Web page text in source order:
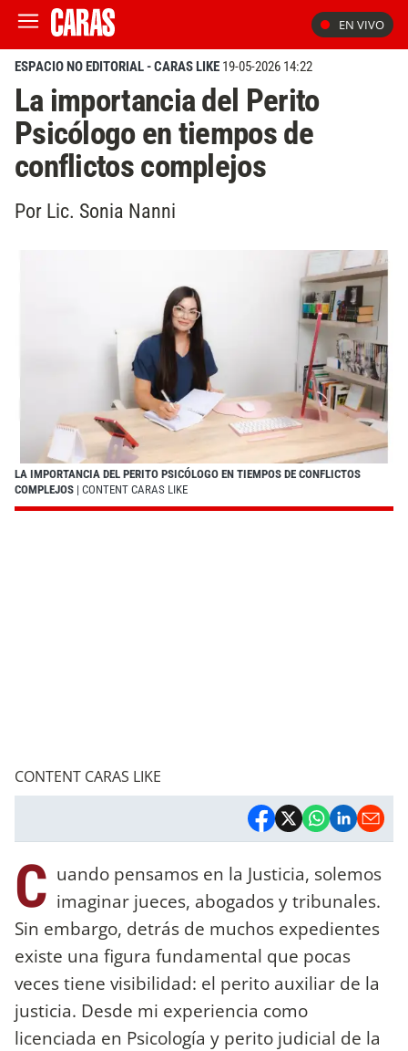
EN VIVO
ESPACIO NO EDITORIAL - CARAS LIKE 19-05-2026 14:22
La importancia del Perito
Psicólogo en tiempos de
conflictos complejos
Por Lic. Sonia Nanni
LA IMPORTANCIA DEL PERITO PSICÓLOGO EN TIEMPOS DE CONFLICTOS
COMPLEJOS | CONTENT CARAS LIKE
CONTENT CARAS LIKE
C uando pensamos en la Justicia, solemos
imaginar jueces, abogados y tribunales.
Sin embargo, detrás de muchos expedientes
existe una figura fundamental que pocas
veces tiene visibilidad: el perito auxiliar de la
justicia. Desde mi experiencia como
licenciada en Psicología y perito judicial de la